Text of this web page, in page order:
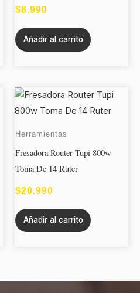
$8.990
Añadir al carrito
Herramientas
Fresadora Router Tupi 800w
Toma De 14 Ruter
$20.990
Añadir al carrito